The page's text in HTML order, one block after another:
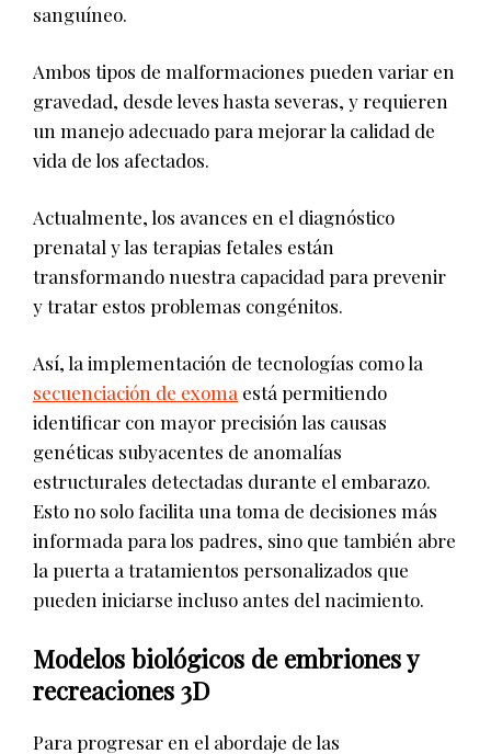
sanguíneo.
Ambos tipos de malformaciones pueden variar en
gravedad, desde leves hasta severas, y requieren
un manejo adecuado para mejorar la calidad de
vida de los afectados.
Actualmente, los avances en el diagnóstico
prenatal y las terapias fetales están
transformando nuestra capacidad para prevenir
y tratar estos problemas congénitos.
Así, la implementación de tecnologías como la
secuenciación de exoma está permitiendo
identificar con mayor precisión las causas
genéticas subyacentes de anomalías
estructurales detectadas durante el embarazo.
Esto no solo facilita una toma de decisiones más
informada para los padres, sino que también abre
la puerta a tratamientos personalizados que
pueden iniciarse incluso antes del nacimiento.
Modelos biológicos de embriones y
recreaciones 3D
Para progresar en el abordaje de las